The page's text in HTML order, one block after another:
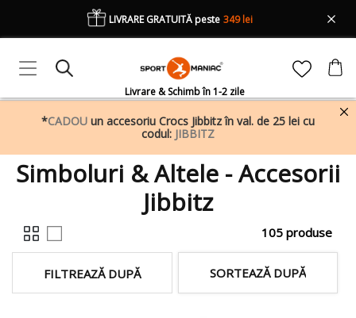
Livrare & Schimb în 1-2 zile
LIVRARE GRATUITĂ peste 349 lei
*CADOU un accesoriu Crocs Jibbitz în val. de 25 lei cu
codul: JIBBITZ
Simboluri & Altele - Accesorii
Jibbitz
105 produse
SORTEAZĂ DUPĂ
FILTREAZĂ DUPĂ